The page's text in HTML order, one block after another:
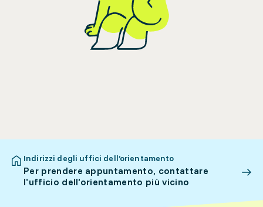
Indirizzi degli uffici dell’orientamento
Per prendere appuntamento, contattare
l’ufficio dell’orientamento più vicino